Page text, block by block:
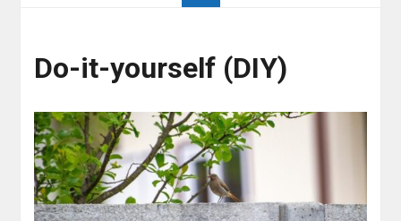
Do-it-yourself (DIY)